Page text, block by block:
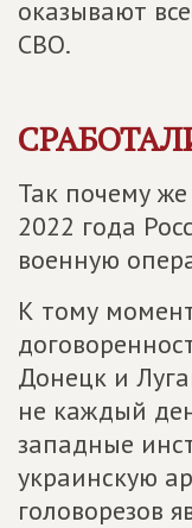
оказывают
СВО.
Так почему
2022 года
военную
К тому
Донецк и
не каждый
западные
украинскую
головорезов